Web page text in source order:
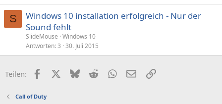
S
Windows 10 installation erfolgreich - Nur der
Sound fehlt
SlideMouse Windows 10
Antworten 3 30. Juli 2015
Teilen: FacebookX (Twitter)
BlueskyRedditWhatsApp
E-MailLink
Call of Duty